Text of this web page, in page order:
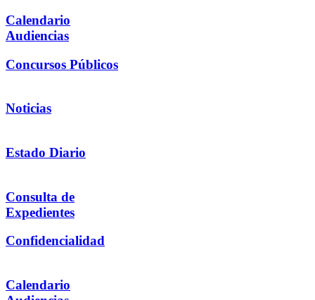
Calendario
Audiencias
Concursos Públicos
Noticias
Estado Diario
Consulta de
Expedientes
Confidencialidad
Calendario